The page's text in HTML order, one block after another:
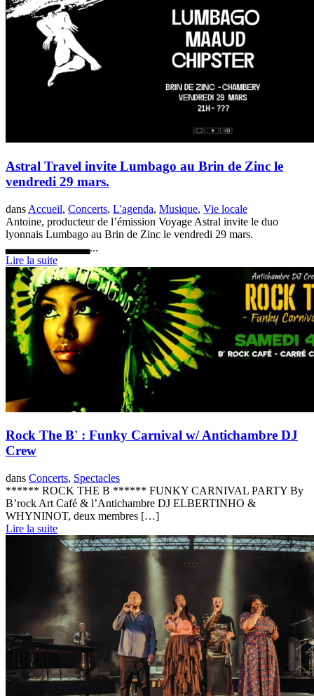
Astral Travel invite Lumbago au Brin de Zinc le
vendredi 29 mars.
dans Accueil, Concerts, L'agenda, Musique, Vie locale
Antoine, producteur de l’émission Voyage Astral invite le duo
lyonnais Lumbago au Brin de Zinc le vendredi 29 mars.
▃▃▃▃▃▃▃▃▃▃...
Lire la suite
Rock The B' : Funky Carnival w/ Antichambre DJ
Crew
dans Concerts, Spectacles
****** ROCK THE B ****** FUNKY CARNIVAL PARTY By
B’rock Art Café & l’Antichambre DJ ELBERTINHO &
WHYNINOT, deux membres […]
Lire la suite